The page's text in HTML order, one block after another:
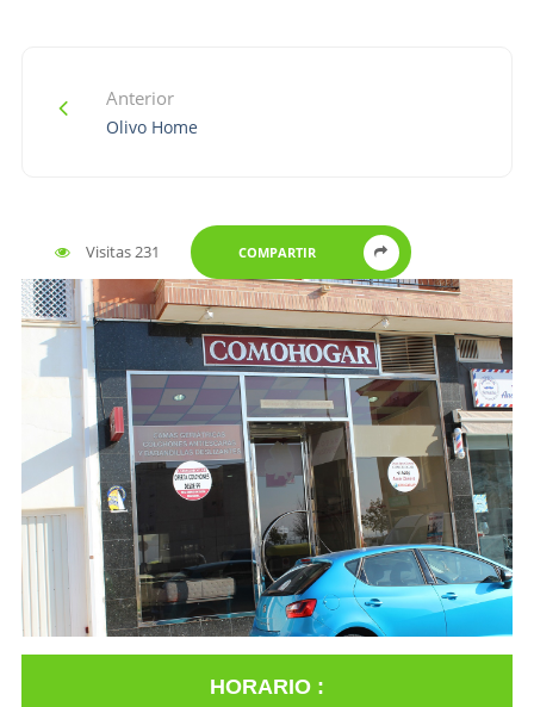
Anterior
Olivo Home
Visitas 231 COMPARTIR
HORARIO :